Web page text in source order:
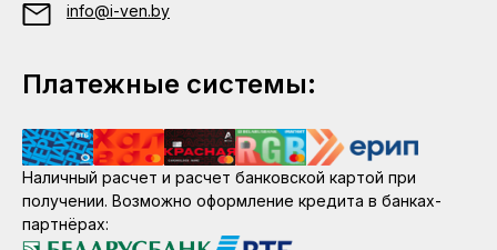
info@i-ven.by
Платежные системы:
Наличный расчет и расчет банковской картой при
получении. Возможно оформление кредита в банках-
партнёрах: